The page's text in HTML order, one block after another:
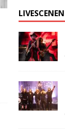
LIVESCENEN